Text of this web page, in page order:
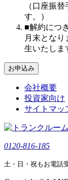
（口座振
す。）
■解約につ
月末となり
生いたしま
お申込み
会社概要
投資家向け
サイトマッ
0120-816-185
土・日・祝もお電話